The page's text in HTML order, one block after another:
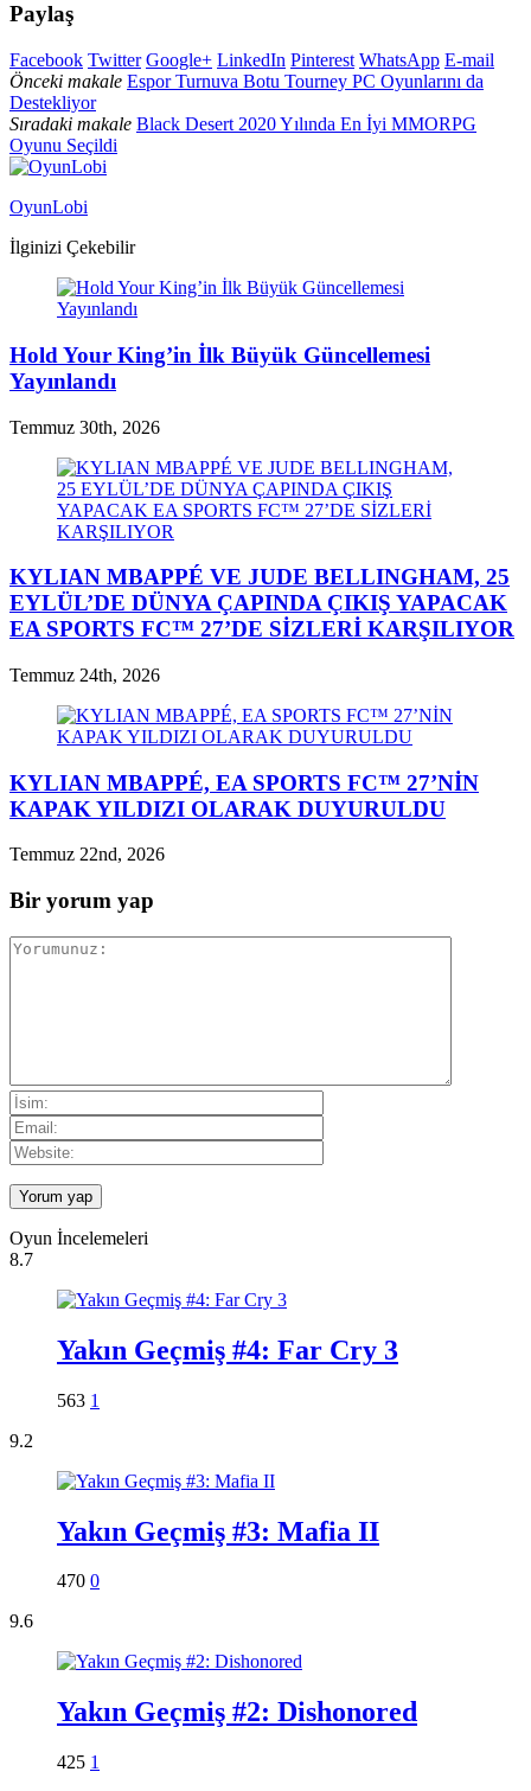
Paylaş
Facebook Twitter Google+ LinkedIn Pinterest WhatsApp E-mail
Önceki makale Espor Turnuva Botu Tourney PC Oyunlarını da
Destekliyor
Sıradaki makale Black Desert 2020 Yılında En İyi MMORPG
Oyunu Seçildi
OyunLobi
İlginizi Çekebilir
Hold Your King’in İlk Büyük Güncellemesi
Yayınlandı
Temmuz 30th, 2026
KYLIAN MBAPPÉ VE JUDE BELLINGHAM, 25
EYLÜL’DE DÜNYA ÇAPINDA ÇIKIŞ YAPACAK
EA SPORTS FC™ 27’DE SİZLERİ KARŞILIYOR
Temmuz 24th, 2026
KYLIAN MBAPPÉ, EA SPORTS FC™ 27’NİN
KAPAK YILDIZI OLARAK DUYURULDU
Temmuz 22nd, 2026
Bir yorum yap
Oyun İncelemeleri
8.7
Yakın Geçmiş #4: Far Cry 3
563 1
9.2
Yakın Geçmiş #3: Mafia II
470 0
9.6
Yakın Geçmiş #2: Dishonored
425 1